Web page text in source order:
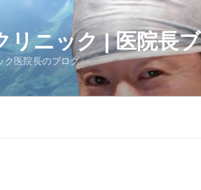
リニック | 医院長
ク医院長のブログ